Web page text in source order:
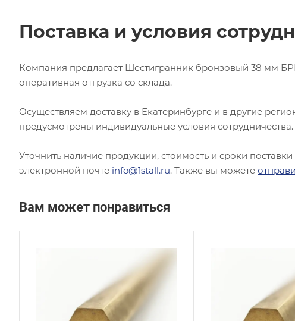
Поставка и условия
Компания предлагает Шестигранник бронзовый 38 мм
оперативная отгрузка со склада.
Осуществляем доставку в Екатеринбурге и в другие
предусмотрены индивидуальные условия сотрудничества.
Уточнить наличие продукции, стоимость и сроки
электронной почте info@1stall.ru. Также вы можете
Вам может понравиться
ГОСТ, ТУ
ГОСТ 1628-2019
Диаметр, мм
ГОСТ, ТУ
ГОСТ 1628-
Диаметр, мм